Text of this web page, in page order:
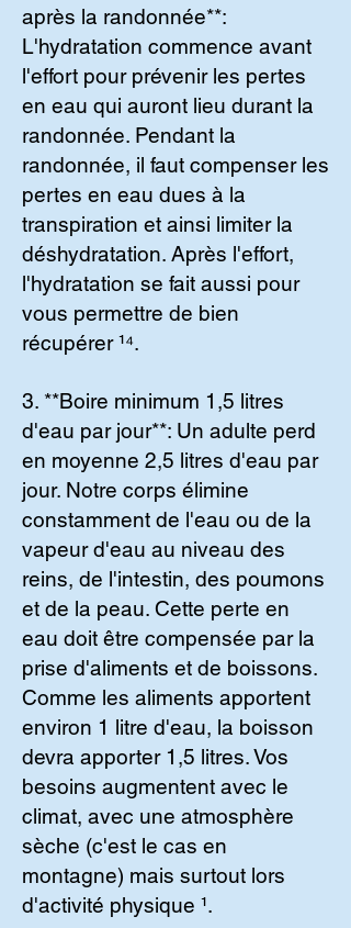
après la randonnée**:
L'hydratation commence avant
l'effort pour prévenir les pertes
en eau qui auront lieu durant la
randonnée. Pendant la
randonnée, il faut compenser les
pertes en eau dues à la
transpiration et ainsi limiter la
déshydratation. Après l'effort,
l'hydratation se fait aussi pour
vous permettre de bien
récupérer ¹⁴.
3. **Boire minimum 1,5 litres
d'eau par jour**: Un adulte perd
en moyenne 2,5 litres d'eau par
jour. Notre corps élimine
constamment de l'eau ou de la
vapeur d'eau au niveau des
reins, de l'intestin, des poumons
et de la peau. Cette perte en
eau doit être compensée par la
prise d'aliments et de boissons.
Comme les aliments apportent
environ 1 litre d'eau, la boisson
devra apporter 1,5 litres. Vos
besoins augmentent avec le
climat, avec une atmosphère
sèche (c'est le cas en
montagne) mais surtout lors
d'activité physique ¹.